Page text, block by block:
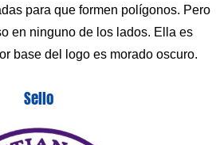
para que formen polígonos. Pero
en ninguno de los lados. Ella es
base del logo es morado oscuro.
Sello